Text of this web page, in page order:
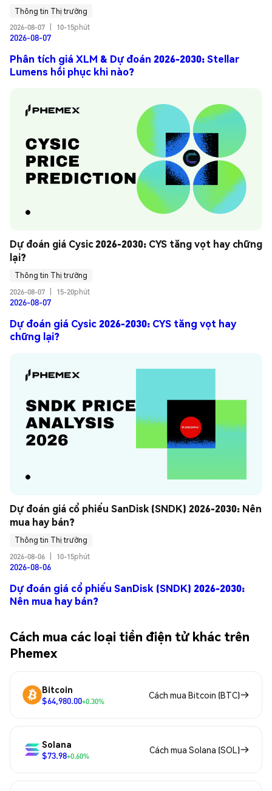
Thông tin Thị trường
2026-08-07
10-15phút
2026-08-07
Phân tích giá XLM & Dự đoán 2026-2030: Stellar
Lumens hồi phục khi nào?
Dự đoán giá Cysic 2026-2030: CYS tăng vọt hay chững
lại?
Thông tin Thị trường
2026-08-07
15-20phút
2026-08-07
Dự đoán giá Cysic 2026-2030: CYS tăng vọt hay
chững lại?
Dự đoán giá cổ phiếu SanDisk (SNDK) 2026-2030: Nên
mua hay bán?
Thông tin Thị trường
2026-08-06
10-15phút
2026-08-06
Dự đoán giá cổ phiếu SanDisk (SNDK) 2026-2030:
Nên mua hay bán?
Cách mua các loại tiền điện tử khác trên
Phemex
Bitcoin
$64,980.00+0.30%
Cách mua Bitcoin (BTC)
Solana
$73.98+0.60%
Cách mua Solana (SOL)